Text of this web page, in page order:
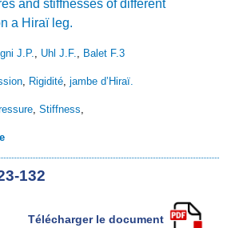
and stiffnesses of different
a Hiraï leg.
J.P. Uhl J.F. Balet F.3
Rigidité jambe d’Hiraï.
Stiffness
132
Télécharger le document